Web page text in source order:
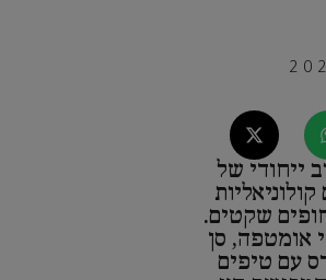
ייחודי של
שקטים.
אומטפה, סן
עם טיפים